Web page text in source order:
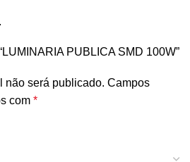
PUBLICA SMD 100W”
não será publicado. Campos
com *